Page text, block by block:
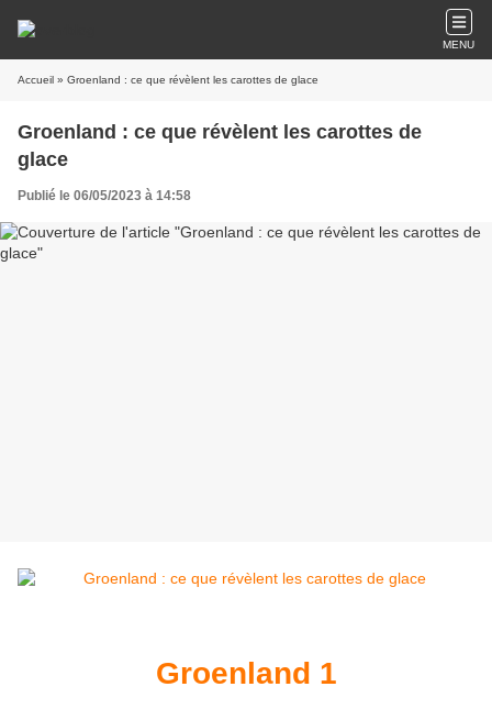
MENU
Accueil » Groenland : ce que révèlent les carottes de glace
Groenland : ce que révèlent les carottes de
glace
Publié le 06/05/2023 à 14:58
Groenland 1